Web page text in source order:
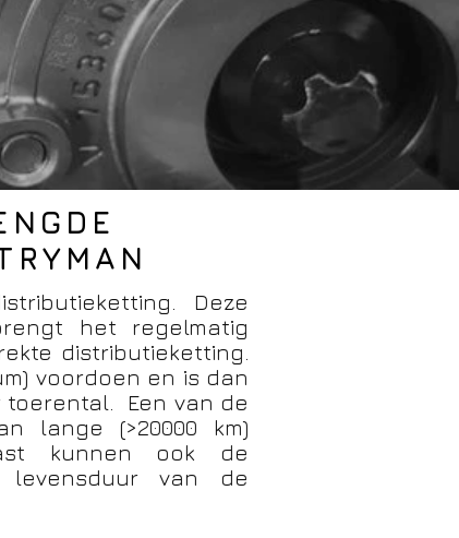
Deze
het regelmatig
distributieketting.
voordoen en is dan
toerental. Een van de
lange (>20000 km)
kunnen ook de
van de